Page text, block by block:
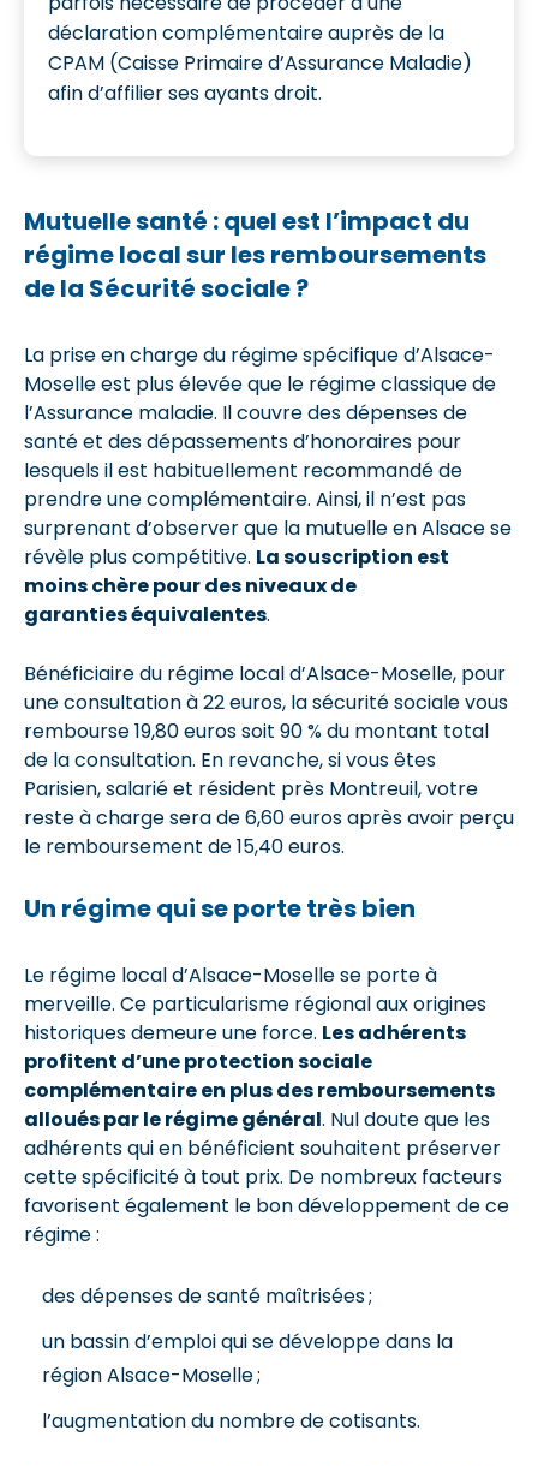
déclaration complémentaire auprès de la
CPAM (Caisse Primaire d’Assurance Maladie)
afin d’affilier ses ayants droit.
Mutuelle santé : quel est l’impact du
régime local sur les remboursements
de la Sécurité sociale ?
La prise en charge du régime spécifique d’Alsace-
Moselle est plus élevée que le régime classique de
l’Assurance maladie. Il couvre des dépenses de
santé et des dépassements d’honoraires pour
lesquels il est habituellement recommandé de
prendre une complémentaire. Ainsi, il n’est pas
surprenant d’observer que la mutuelle en Alsace se
révèle plus compétitive. La souscription est
moins chère pour des niveaux de
garanties équivalentes.
Bénéficiaire du régime local d’Alsace-Moselle, pour
une consultation à 22 euros, la sécurité sociale vous
rembourse 19,80 euros soit 90 % du montant total
de la consultation. En revanche, si vous êtes
Parisien, salarié et résident près Montreuil, votre
reste à charge sera de 6,60 euros après avoir perçu
le remboursement de 15,40 euros.
Un régime qui se porte très bien
Le régime local d’Alsace-Moselle se porte à
merveille. Ce particularisme régional aux origines
historiques demeure une force. Les adhérents
profitent d’une protection sociale
complémentaire en plus des remboursements
alloués par le régime général. Nul doute que les
adhérents qui en bénéficient souhaitent préserver
cette spécificité à tout prix. De nombreux facteurs
favorisent également le bon développement de ce
régime :
des dépenses de santé maîtrisées ;
un bassin d’emploi qui se développe dans la
région Alsace-Moselle ;
l’augmentation du nombre de cotisants.